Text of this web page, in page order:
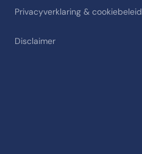
Privacyverklaring & cookiebeleid
Disclaimer